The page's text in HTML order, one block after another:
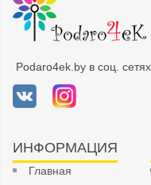
Podaro4ek.by в соц.
ИНФОРМАЦИЯ
Главная